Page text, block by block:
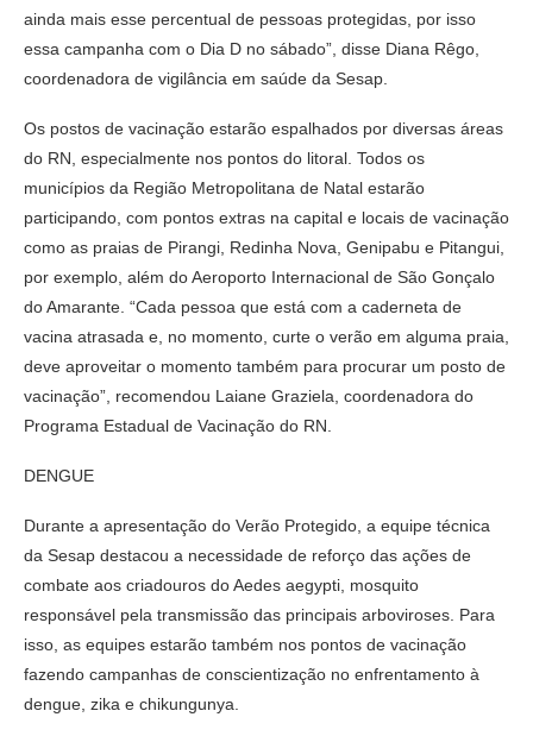
ainda mais esse percentual de pessoas protegidas, por isso
essa campanha com o Dia D no sábado”, disse Diana Rêgo,
coordenadora de vigilância em saúde da Sesap.
Os postos de vacinação estarão espalhados por diversas áreas
do RN, especialmente nos pontos do litoral. Todos os
municípios da Região Metropolitana de Natal estarão
participando, com pontos extras na capital e locais de vacinação
como as praias de Pirangi, Redinha Nova, Genipabu e Pitangui,
por exemplo, além do Aeroporto Internacional de São Gonçalo
do Amarante. “Cada pessoa que está com a caderneta de
vacina atrasada e, no momento, curte o verão em alguma praia,
deve aproveitar o momento também para procurar um posto de
vacinação”, recomendou Laiane Graziela, coordenadora do
Programa Estadual de Vacinação do RN.
DENGUE
Durante a apresentação do Verão Protegido, a equipe técnica
da Sesap destacou a necessidade de reforço das ações de
combate aos criadouros do Aedes aegypti, mosquito
responsável pela transmissão das principais arboviroses. Para
isso, as equipes estarão também nos pontos de vacinação
fazendo campanhas de conscientização no enfrentamento à
dengue, zika e chikungunya.